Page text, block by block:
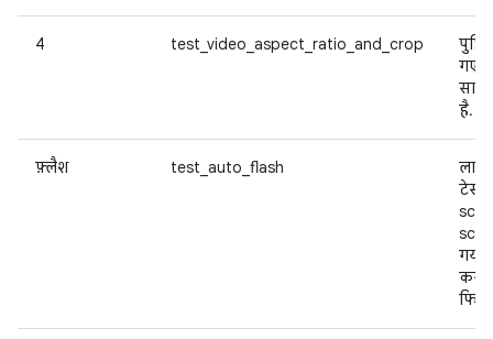
4 test_video_aspect_ratio_and_crop
गए
साथ
है.
फ़्लैश test_auto_flash
टेस्ट
करने
फिर